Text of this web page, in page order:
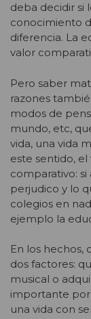
deba decidir si
conocimiento
diferencia. La
valor
Pero saber
razones
modos de
mundo, etc,
vida, una vida
este sentido,
comparativo:
perjudico y lo
colegios en
ejemplo la
En los hechos,
dos factores:
musical o
importante
una vida con